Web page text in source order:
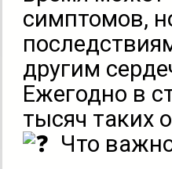
симптомов,
другим
Ежегодно в
тысяч таких
Что